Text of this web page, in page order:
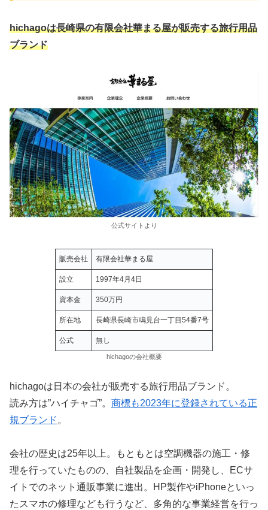
hichagoは長崎県の有限会社華まる屋が販売する旅行用品
ブランド
公式サイトより
販売会社 有限会社華まる屋
設立 1997年4月4日
資本金 350万円
所在地 長崎県長崎市鳴見台一丁目54番7号
公式 無し
hichagoの会社概要
hichagoは日本の会社が販売する旅行用品ブランド。
読み方は”ハイチャゴ”。 商標も2023年に登録されている正
規ブランド 。
会社の歴史は25年以上。もともとは空調機器の施工・修
理を行っていたものの、自社製品を企画・開発し、ECサ
イトでのネット通販事業に進出。HP製作やiPhoneといっ
たスマホの修理なども行うなど、多角的な事業経営を行っ